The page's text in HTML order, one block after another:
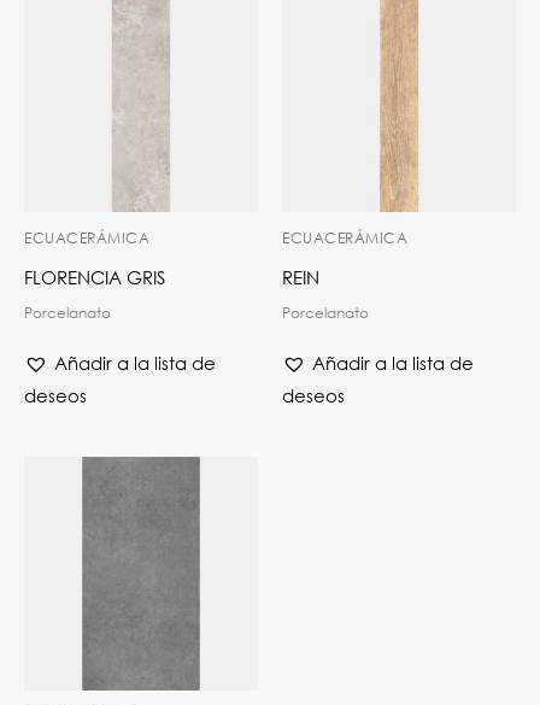
ECUACERÁMICA
FLORENCIA GRIS
Porcelanato
Añadir a la lista de
deseos
ECUACERÁMICA
REIN
Porcelanato
Añadir a la lista de
deseos